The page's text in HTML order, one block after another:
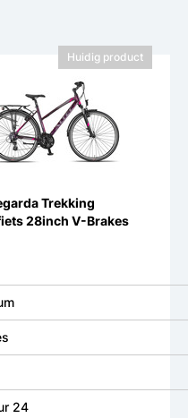
Huidig product
Trekking
28inch V-Brakes
24